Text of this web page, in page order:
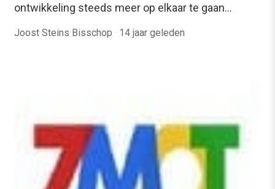
ontwikkeling steeds meer op elkaar te gaan…
Joost Steins Bisschop · 14 jaar geleden